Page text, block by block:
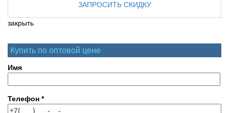
ЗАПРОСИТЬ СКИДКУ
закрыть
Купить по оптовой цене
Имя
Телефон *